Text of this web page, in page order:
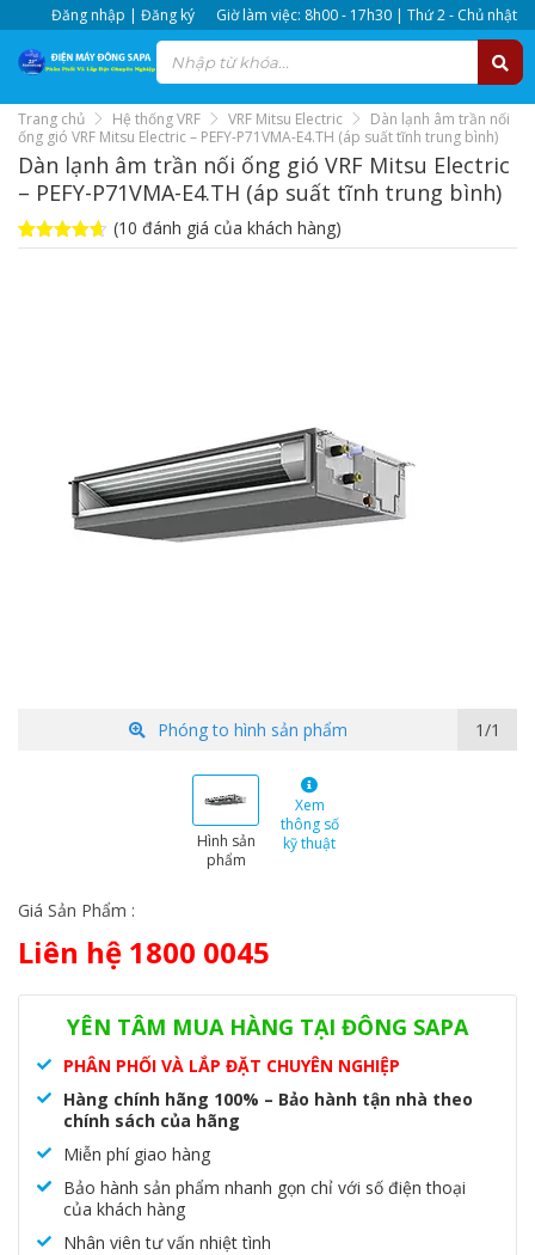
Đăng nhập | Đăng ký Giờ làm việc: 8h00 - 17h30 | Thứ 2 - Chủ nhật
Trang chủ Hệ thống VRF VRF Mitsu Electric
Dàn lạnh âm trần nối
ống gió VRF Mitsu Electric – PEFY-P71VMA-E4.TH (áp suất tĩnh trung bình)
Dàn lạnh âm trần nối ống gió VRF Mitsu Electric
– PEFY-P71VMA-E4.TH (áp suất tĩnh trung bình)
4.6trên 5
10
(10 đánh giá của khách hàng)
Phóng to hình sản phẩm 1/1
Hình sản
phẩm
Xem
thông số
kỹ thuật
Giá Sản Phẩm :
Liên hệ 1800 0045
Danh mục:Hệ thống VRF,VRF Mitsu Electric Thẻ:dàn lạnh âm
điều hòa Mitsu , điều hòa nối ống gió ,PEFY-P71VMA-E4.TH
YÊN TÂM MUA HÀNG TẠI ĐÔNG SAPA
PHÂN PHỐI VÀ LẮP ĐẶT CHUYÊN NGHIỆP
Hàng chính hãng 100% – Bảo hành tận nhà theo
chính sách của hãng
Miễn phí giao hàng
Bảo hành sản phẩm nhanh gọn chỉ với số điện thoại
của khách hàng
Nhân viên tư vấn nhiệt tình